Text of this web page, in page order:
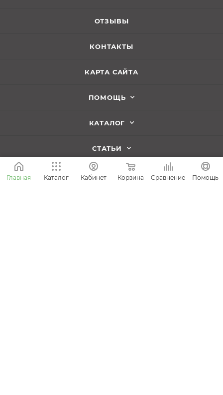
ОТЗЫВЫ
КОНТАКТЫ
КАРТА САЙТА
ПОМОЩЬ
КАТАЛОГ
СТАТЬИ
Главная Каталог Кабинет Корзина Сравнение Помощь